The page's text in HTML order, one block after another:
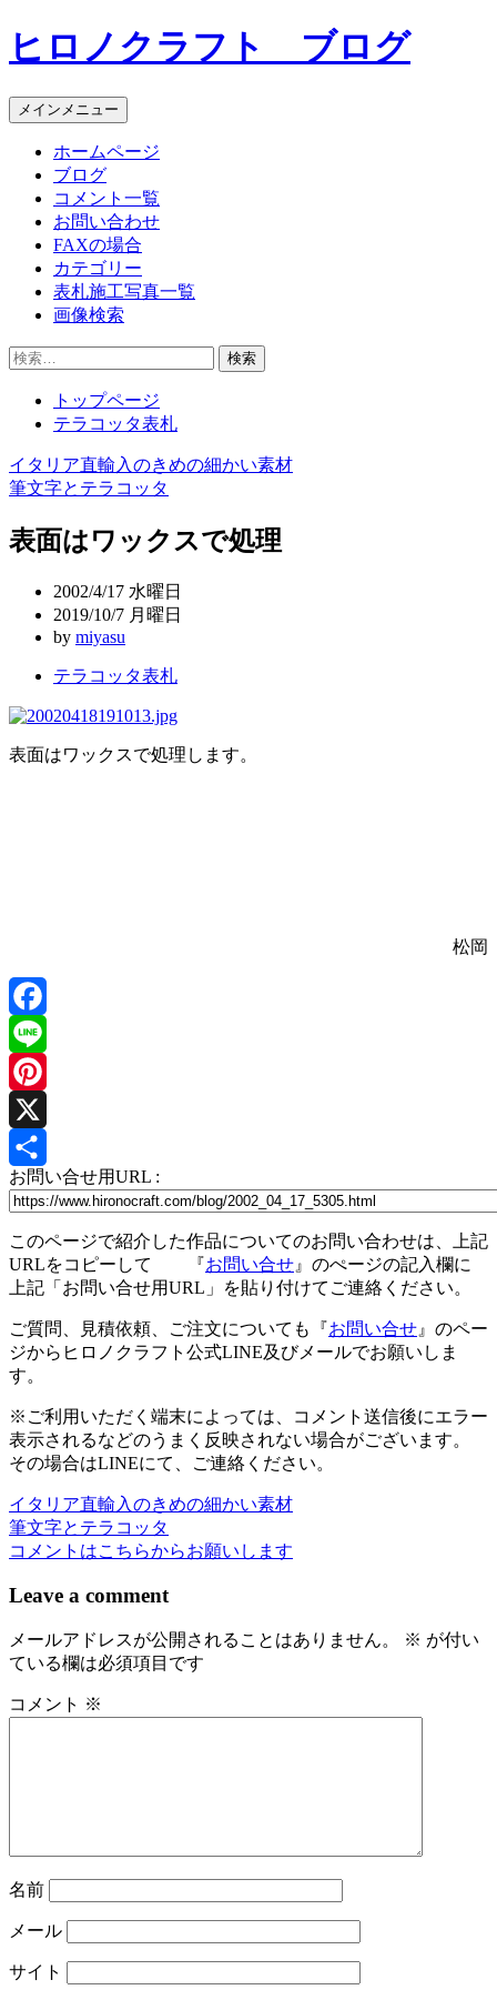
コ
ン
ン
ツ
ヒロノクラフト ブログ
メインメニュー
ホームページ
ブログ
コメント一覧
お問い合わせ
FAXの場合
カテゴリー
表札施工写真一覧
画像検索
検
トップページ
テラコッタ表札
投
稿
ナ
ョ
ン
イタリア直輸入のきめの細かい素材
筆文字とテラコッタ
表面はワックスで処理
2002/4/17 水曜日
2019/10/7 月曜日
by miyasu
テラコッタ表札
表面はワックスで処理します。
松岡
Facebook
Line
Pinterest
X
共
お問い合せ用URL :
このページで紹介した作品についてのお問い合わせは、上記
URLをコピーして 『お問い合せ 』のぺージの記入欄に
上記「お問い合せ用URL」を貼り付けてご連絡ください。
ご質問、見積依頼、ご注文についても『お問い合せ 』のペー
ジからヒロノクラフト公式LINE及びメールでお願いしま
す。
※ご利用いただく端末によっては、コメント送信後にエラー
表示されるなどのうまく反映されない場合がございます。
その場合はLINEにて、ご連絡ください。
投
稿
ナ
ゲ
シ
イタリア直輸入のきめの細かい素材
筆文字とテラコッタ
コメントはこちらからお願いします
Leave a comment
メールアドレスが公開されることはありません。 ※ が付い
ている欄は必須項目です
コメント ※
名前
メール
サイト